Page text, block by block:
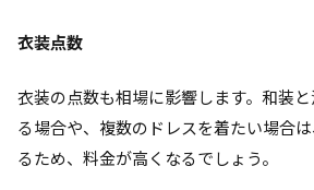
衣装点数
衣装の点数も相場に影響します。和装
る場合や、複数のドレスを着たい場合
るため、料金が高くなるでしょう。